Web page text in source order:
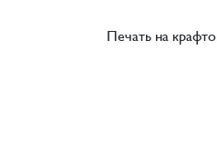
Печать на